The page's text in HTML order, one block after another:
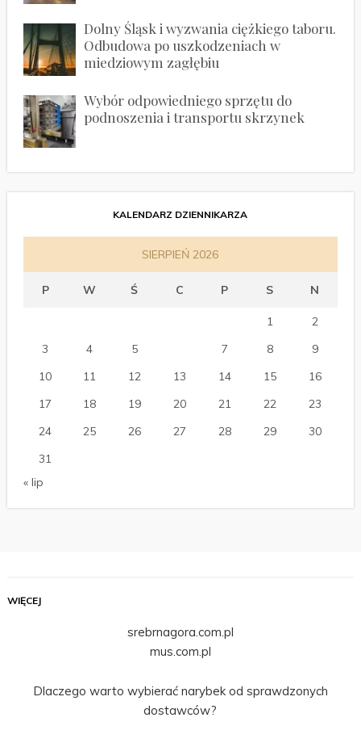
Dolny Śląsk i wyzwania ciężkiego taboru.
Odbudowa po uszkodzeniach w
miedziowym zagłębiu
Wybór odpowiedniego sprzętu do
podnoszenia i transportu skrzynek
KALENDARZ DZIENNIKARZA
SIERPIEŃ 2026
P W Ś C P S N
1
2
3
4 5 7 8
9
10
11 12 13 14 15
16
17
18 19 20 21 22
23
24
25 26 27 28 29
30
31
« lip
WIĘCEJ
srebrnagora.com.pl
mus.com.pl
Dlaczego warto wybierać narybek od sprawdzonych
dostawców?